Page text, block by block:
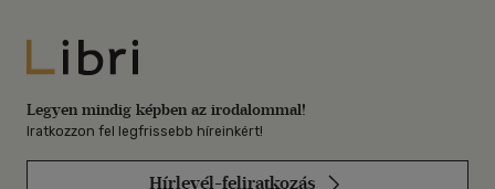
Libri
Legyen mindig képben az irodalommal!
Iratkozzon fel legfrissebb híreinkért!
Hírlevél-feliratkozás